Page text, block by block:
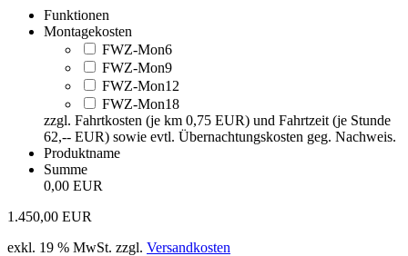
Funktionen
Montagekosten
FWZ-Mon6
FWZ-Mon9
FWZ-Mon12
FWZ-Mon18
zzgl. Fahrtkosten (je km 0,75 EUR) und Fahrtzeit (je Stunde
62,-- EUR) sowie evtl. Übernachtungskosten geg. Nachweis.
Produktname
Summe
0,00 EUR
1.450,00 EUR
exkl. 19 % MwSt. zzgl. Versandkosten